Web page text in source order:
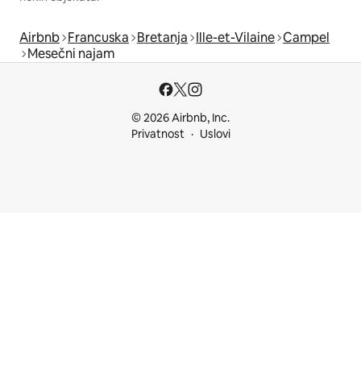
Airbnb Francuska Bretanja Ille-et-Vilaine Campel
Mesečni najam
© 2026 Airbnb, Inc.
Privatnost
Uslovi